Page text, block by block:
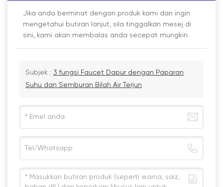
Jika anda berminat dengan produk kami dan ingin
mengetahui butiran lanjut, sila tinggalkan mesej di
sini, kami akan membalas anda secepat mungkin.
Subjek : 3 fungsi Faucet Dapur dengan Paparan
Suhu dan Semburan Bilah Air Terjun